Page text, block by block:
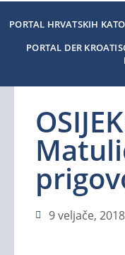
PORTAL HRVATSKIH
PORTAL DER
9 veljače, 2018